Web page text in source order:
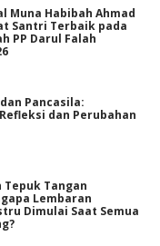
Muna Habibah Ahmad
Santri Terbaik pada
PP Darul Falah
Pancasila:
dan Perubahan
Tepuk Tangan
Lembaran
Dimulai Saat Semua